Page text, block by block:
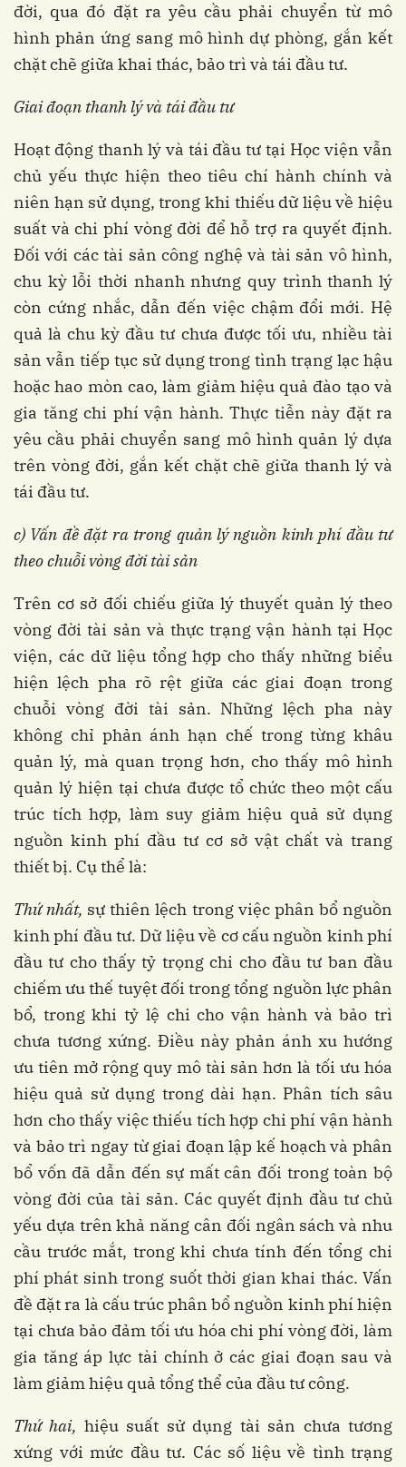
đời, qua đó đặt ra yêu cầu phải chuyển từ mô
hình phản ứng sang mô hình dự phòng, gắn kết
chặt chẽ giữa khai thác, bảo trì và tái đầu tư.
Giai đoạn thanh lý và tái đầu tư
Hoạt động thanh lý và tái đầu tư tại Học viện vẫn
chủ yếu thực hiện theo tiêu chí hành chính và
niên hạn sử dụng, trong khi thiếu dữ liệu về hiệu
suất và chi phí vòng đời để hỗ trợ ra quyết định.
Đối với các tài sản công nghệ và tài sản vô hình,
chu kỳ lỗi thời nhanh nhưng quy trình thanh lý
còn cứng nhắc, dẫn đến việc chậm đổi mới. Hệ
quả là chu kỳ đầu tư chưa được tối ưu, nhiều tài
sản vẫn tiếp tục sử dụng trong tình trạng lạc hậu
hoặc hao mòn cao, làm giảm hiệu quả đào tạo và
gia tăng chi phí vận hành. Thực tiễn này đặt ra
yêu cầu phải chuyển sang mô hình quản lý dựa
trên vòng đời, gắn kết chặt chẽ giữa thanh lý và
tái đầu tư.
c) Vấn đề đặt ra trong quản lý nguồn kinh phí đầu tư
theo chuỗi vòng đời tài sản
Trên cơ sở đối chiếu giữa lý thuyết quản lý theo
vòng đời tài sản và thực trạng vận hành tại Học
viện, các dữ liệu tổng hợp cho thấy những biểu
hiện lệch pha rõ rệt giữa các giai đoạn trong
chuỗi vòng đời tài sản. Những lệch pha này
không chỉ phản ánh hạn chế trong từng khâu
quản lý, mà quan trọng hơn, cho thấy mô hình
quản lý hiện tại chưa được tổ chức theo một cấu
trúc tích hợp, làm suy giảm hiệu quả sử dụng
nguồn kinh phí đầu tư cơ sở vật chất và trang
thiết bị. Cụ thể là:
Thứ nhất, sự thiên lệch trong việc phân bổ nguồn
kinh phí đầu tư. Dữ liệu về cơ cấu nguồn kinh phí
đầu tư cho thấy tỷ trọng chi cho đầu tư ban đầu
chiếm ưu thế tuyệt đối trong tổng nguồn lực phân
bổ, trong khi tỷ lệ chi cho vận hành và bảo trì
chưa tương xứng. Điều này phản ánh xu hướng
ưu tiên mở rộng quy mô tài sản hơn là tối ưu hóa
hiệu quả sử dụng trong dài hạn. Phân tích sâu
hơn cho thấy việc thiếu tích hợp chi phí vận hành
và bảo trì ngay từ giai đoạn lập kế hoạch và phân
bổ vốn đã dẫn đến sự mất cân đối trong toàn bộ
vòng đời của tài sản. Các quyết định đầu tư chủ
yếu dựa trên khả năng cân đối ngân sách và nhu
cầu trước mắt, trong khi chưa tính đến tổng chi
phí phát sinh trong suốt thời gian khai thác. Vấn
đề đặt ra là cấu trúc phân bổ nguồn kinh phí hiện
tại chưa bảo đảm tối ưu hóa chi phí vòng đời, làm
gia tăng áp lực tài chính ở các giai đoạn sau và
làm giảm hiệu quả tổng thể của đầu tư công.
Thứ hai, hiệu suất sử dụng tài sản chưa tương
xứng với mức đầu tư. Các số liệu về tình trạng